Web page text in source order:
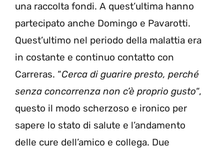
una raccolta fondi. A quest’ultima hanno
partecipato anche Domingo e Pavarotti.
Quest’ultimo nel periodo della malattia era
in costante e continuo contatto con
Carreras. “Cerca di guarire presto, perché
senza concorrenza non c’è proprio gusto“,
questo il modo scherzoso e ironico per
sapere lo stato di salute e l’andamento
delle cure dell’amico e collega. Due